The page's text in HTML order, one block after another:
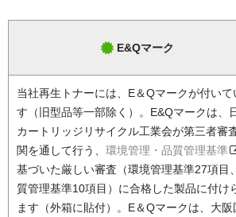
E&Qマーク
当社再生トナーには、E＆Qマークが付いて
す（旧型品等一部除く）。E&Qマークは、
カートリッジリサイクル工業会が第三者審
関を通して行う、 環境管理・品質管理基準
基づいた厳しい審査（環境管理基準27項目
質管理基準10項目）に合格した製品に付け
ます（外箱に貼付）。E＆Qマークは、大阪